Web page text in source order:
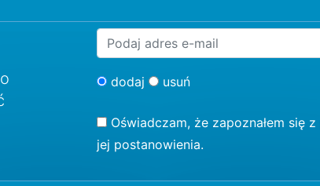
dodaj usuń
Oświadczam, że zapoznałem się z
jej postanowienia.